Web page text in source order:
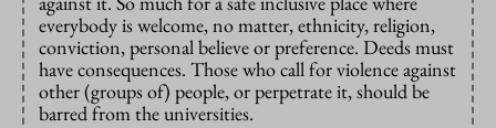
everybody is welcome, no matter, ethnicity, religion,
conviction, personal believe or preference. Deeds must
have consequences. Those who call for violence against
other (groups of) people, or perpetrate it, should be
barred from the universities.